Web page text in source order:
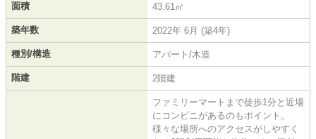
面積 43.61㎡
築年数 2022年 6月 (築4年)
種別/構造 アパート/木造
階建 2階建
ファミリーマートまで徒歩1分と近場
にコンビニがあるのもポイント。
様々な場所へのアクセスがしやすく